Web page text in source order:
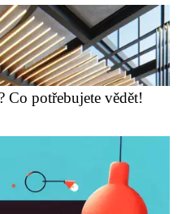
Co potřebujete vědět!